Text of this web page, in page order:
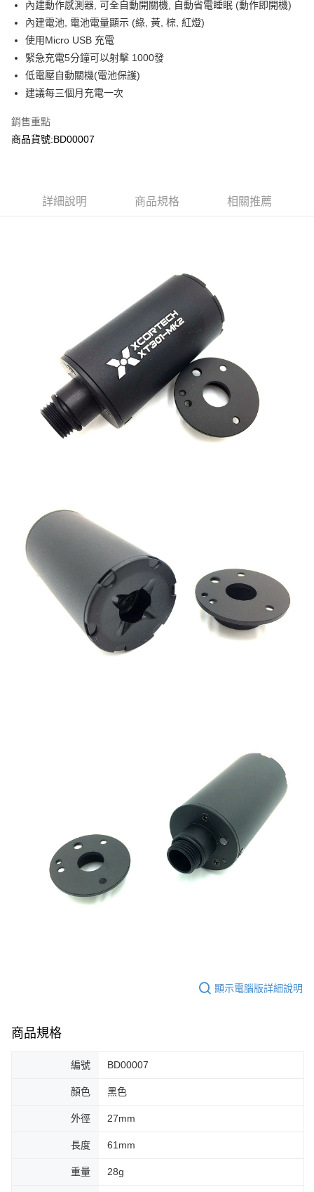
玉山商業銀行
星展（台灣）商業銀行
台新國際商業銀行
中國信託商業銀行
台灣樂天信用卡公司
AFTEE先享後付
相關說明
【關於「AFTEE先享後付」】
AFTEE先享後付是「在收到商品之後才付款」的支付方式。 讓您購物簡單
便利好安心！
１．簡單：不需註冊會員、不需綁卡、不需儲值。
３．安心：先確認商品／服務後，再付款。
【「AFTEE先享後付」結帳流程】
３．收到繳費通知簡訊後14天內，點擊此簡訊中的連結，可透過四大超商／
ATM／網路銀行／等多元方式進行付款，方視為交易完成。
是否繳費成功／繳費後需取消欲退款等相關疑問，請聯繫「AFTEE先享後付
https://netprotections.freshdesk.com/support/home
１．透過由恩沛科技股份有限公司提供之「AFTEE先享後付」服務完成之交
易，需依本服務之必要範圍內提供個人資料，並將交易相關給付款項請求債
權轉讓予恩沛科技股份有限公司。
２．關於個人資料處理事宜，請瀏覽以下網址：
https://aftee.tw/terms/#terms3
３．未成年的使用者請事先徵得法定代理人或監護人之同意方可使用
「AFTEE先享後付」，若未經同意申辦者引起之損失，本公司不負相關責
４．使用「AFTEE先享後付」時，將依據個別帳號之用戶狀況，依本公司即
時審查核予不同之上限額度；若仍有額度不足之情形，本公司將視審查結果
貨到付款
運送方式
7-11取貨付款
每筆NT$200，滿NT$2,000(含以上)免運費
每筆NT$150，滿NT$2,000(含以上)免運費
每筆NT$400
貨到付款-黑貓
每筆NT$200，滿NT$2,000(含以上)免運費
內建動作感測器, 可全自動開關機, 自動省電睡眠 (動作即開機)
內建電池, 電池電量顯示 (綠, 黃, 棕, 紅燈)
使用Micro USB 充電
緊急充電5分鐘可以射擊 1000發
低電壓自動關機(電池保護)
建議每三個月充電一次
銷售重點
商品貨號:BD00007
詳細說明 商品規格 相關推薦
顯示電腦版詳細說明
商品規格
編號 BD00007
顏色 黑色
外徑 27mm
長度 61mm
重量 28g